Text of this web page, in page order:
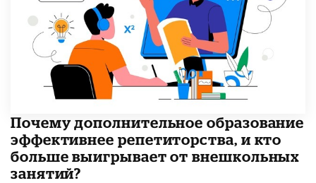
​Почему дополнительное образование
эффективнее репетиторства, и кто
больше выигрывает от внешкольных
занятий?